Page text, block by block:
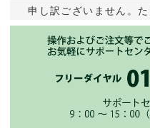
申し訳ございません。